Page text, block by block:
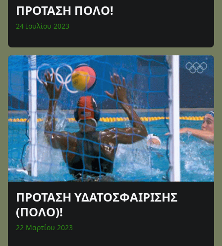
ΠΡΟΤΑΣΗ ΠΟΛΟ!
24 Ιουλίου 2023
ΠΡΟΤΑΣΗ ΥΔΑΤΟΣΦΑΙΡΙΣΗΣ
(ΠΟΛΟ)!
22 Μαρτίου 2023